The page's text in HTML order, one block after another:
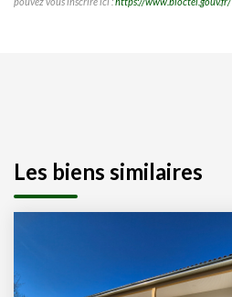
Les biens similaires